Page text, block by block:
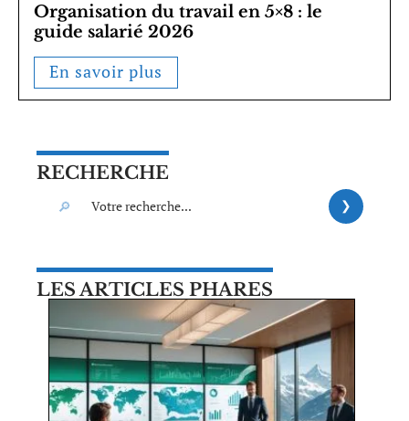
Organisation du travail en 5×8 : le
guide salarié 2026
En savoir plus
RECHERCHE
LES ARTICLES PHARES